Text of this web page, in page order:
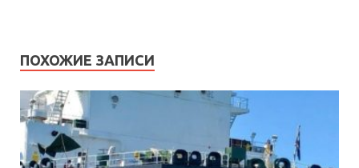
ПОХОЖИЕ ЗАПИСИ